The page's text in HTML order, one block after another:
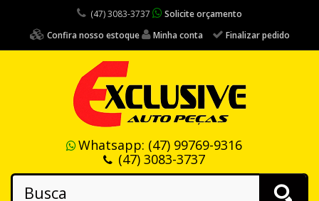
(47) 3083-3737
Solicite orçamento
Confira nosso estoque
Minha conta Finalizar pedido
Whatsapp: (47) 99769-9316
(47) 3083-3737